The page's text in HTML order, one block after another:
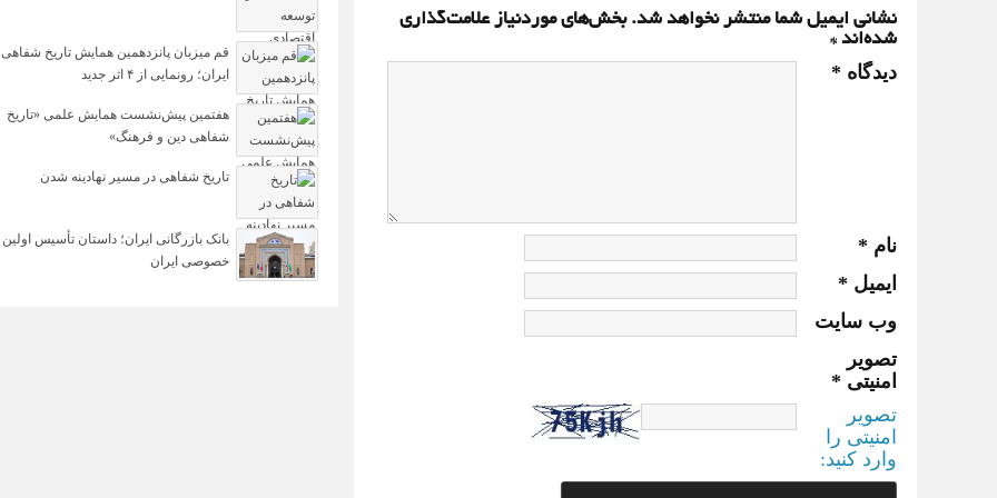
قم میزبان پانزدهمین همایش تاریخ شفاهی
ایران؛ رونمایی از ۴ اثر جدید
هفتمین پیش‌نشست همایش علمی «تاریخ
شفاهی دین و فرهنگ»
تاریخ شفاهی در مسیر نهادینه شدن
بانک بازرگانی ایران؛ داستان تأسیس اولین
خصوصی ایران
نشانی ایمیل شما منتشر نخواهد شد. بخش‌های موردنیاز علامت‌گذاری
شده‌اند *
دیدگاه *
نام *
ایمیل *
وب‌ سایت
تصویر
امنیتی *
تصویر
امنیتی را
وارد کنید: